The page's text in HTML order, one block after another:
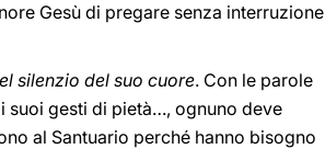
Gesù di pregare senza interruzione
silenzio del suo cuore. Con le parole
suoi gesti di pietà…, ognuno deve
al Santuario perché hanno bisogno